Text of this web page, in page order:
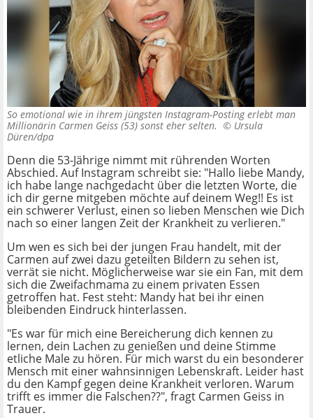
So emotional wie in ihrem jüngsten Instagram-Posting erlebt man
Millionärin Carmen Geiss (53) sonst eher selten. © Ursula
Düren/dpa
Denn die 53-Jährige nimmt mit rührenden Worten
Abschied. Auf Instagram schreibt sie: "Hallo liebe Mandy,
ich habe lange nachgedacht über die letzten Worte, die
ich dir gerne mitgeben möchte auf deinem Weg!! Es ist
ein schwerer Verlust, einen so lieben Menschen wie Dich
nach so einer langen Zeit der Krankheit zu verlieren."
Um wen es sich bei der jungen Frau handelt, mit der
Carmen auf zwei dazu geteilten Bildern zu sehen ist,
verrät sie nicht. Möglicherweise war sie ein Fan, mit dem
sich die Zweifachmama zu einem privaten Essen
getroffen hat. Fest steht: Mandy hat bei ihr einen
bleibenden Eindruck hinterlassen.
"Es war für mich eine Bereicherung dich kennen zu
lernen, dein Lachen zu genießen und deine Stimme
etliche Male zu hören. Für mich warst du ein besonderer
Mensch mit einer wahnsinnigen Lebenskraft. Leider hast
du den Kampf gegen deine Krankheit verloren. Warum
trifft es immer die Falschen??", fragt Carmen Geiss in
Trauer.